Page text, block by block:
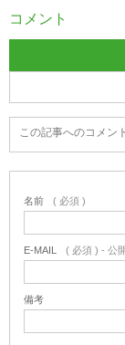
コメント
この記事へのコメン
名前 ( 必須 )
E-MAIL ( 必須 ) - 公
備考